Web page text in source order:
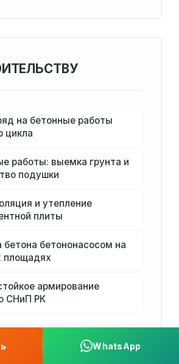
WhatsApp
на бетонные работы
цикла
работы: выемка грунта и
подушки
и утепление
плиты
бетона бетононасосом на
площадях
армирование
СНиП РК